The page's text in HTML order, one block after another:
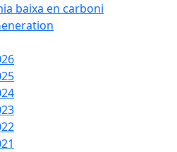
baixa en carboni